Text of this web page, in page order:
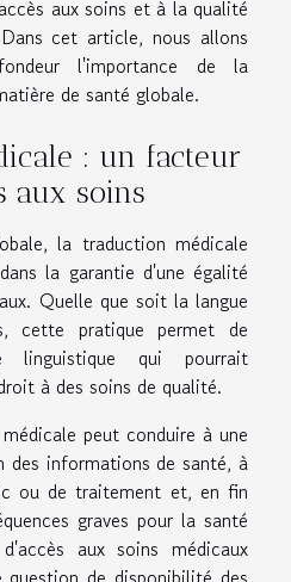
aux soins et à la qualité
cet article, nous allons
l'importance de la
de santé globale.
: un facteur
aux soins
la traduction médicale
la garantie d'une égalité
Quelle que soit la langue
cette pratique permet de
linguistique qui pourrait
à des soins de qualité.
peut conduire à une
des informations de santé, à
ou de traitement et, en fin
graves pour la santé
aux soins médicaux